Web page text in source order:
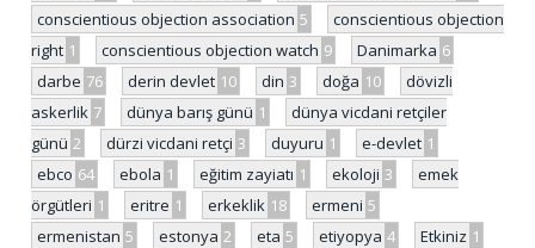
conscientious objection association 5
conscientious objection
right 1 conscientious objection watch 9 Danimarka 6
darbe 76 derin devlet 10 din 3 doğa 10
dövizli
askerlik 7 dünya barış günü 1
dünya vicdani retçiler
günü 2 dürzi vicdani retçi 3 duyuru 1 e-devlet 1
ebco 64 ebola 1 eğitim zayiatı 1 ekoloji 3
emek
örgütleri 1 eritre 1 erkeklik 18 ermeni 5
ermenistan 5 estonya 2 eta 5 etiyopya 4 Etkiniz 1